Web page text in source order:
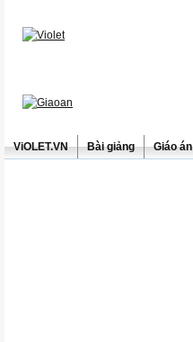
ViOLET.VN Bài giảng Giáo án